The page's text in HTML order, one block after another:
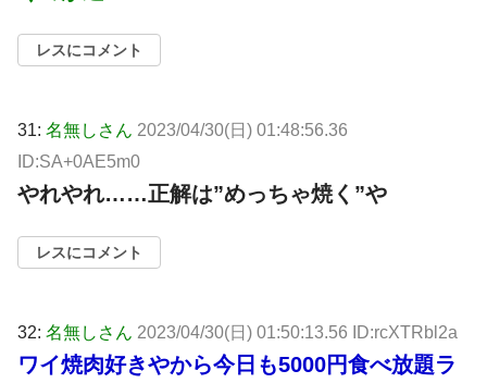
レスにコメント
31: 名無しさん 2023/04/30(日) 01:48:56.36
ID:SA+0AE5m0
やれやれ……正解は”めっちゃ焼く”や
レスにコメント
32: 名無しさん 2023/04/30(日) 01:50:13.56 ID:rcXTRbl2a
ワイ焼肉好きやから今日も5000円食べ放題ラ